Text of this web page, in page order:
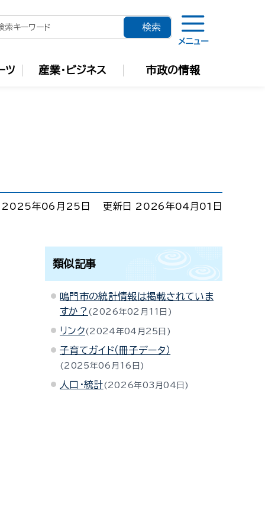
メニュー
ツ 産業・ビジネス 市政の情報
2025年06月25日 更新日 2026年04月01日
類似記事
鳴門市の統計情報は掲載されていま
すか？
2026年02月11日
リンク 2024年04月25日
子育てガイド（冊子データ）
2025年06月16日
人口・統計 2026年03月04日